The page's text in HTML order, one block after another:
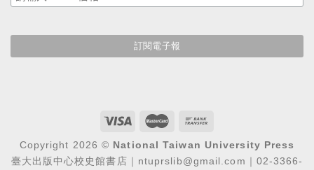
Copyright 2026 © National Taiwan University Press
臺大出版中心校史館書店｜ntuprslib@gmail.com｜02-3366-